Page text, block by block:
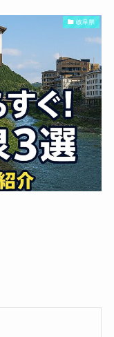
岐阜県